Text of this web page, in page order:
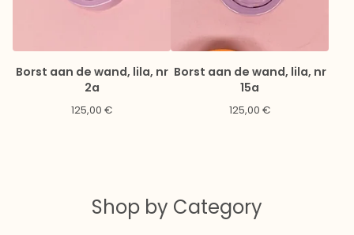
Borst aan de wand, lila, nr
2a
125,00 €
Borst aan de wand, lila, nr
15a
125,00 €
Shop by Category